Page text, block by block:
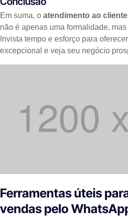
Em suma, o atendimento ao cliente
não é apenas uma formalidade,
Invista tempo e esforço para
excepcional e veja seu negócio
Ferramentas úteis
vendas pelo